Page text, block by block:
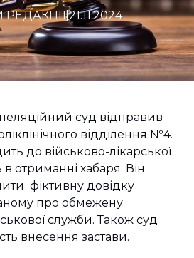
|21.11.2024
суд відправив
відділення №4.
до військово-лікарської
в отриманні хабаря. Він
фіктивну довідку
про обмежену
служби. Також суд
внесення застави.